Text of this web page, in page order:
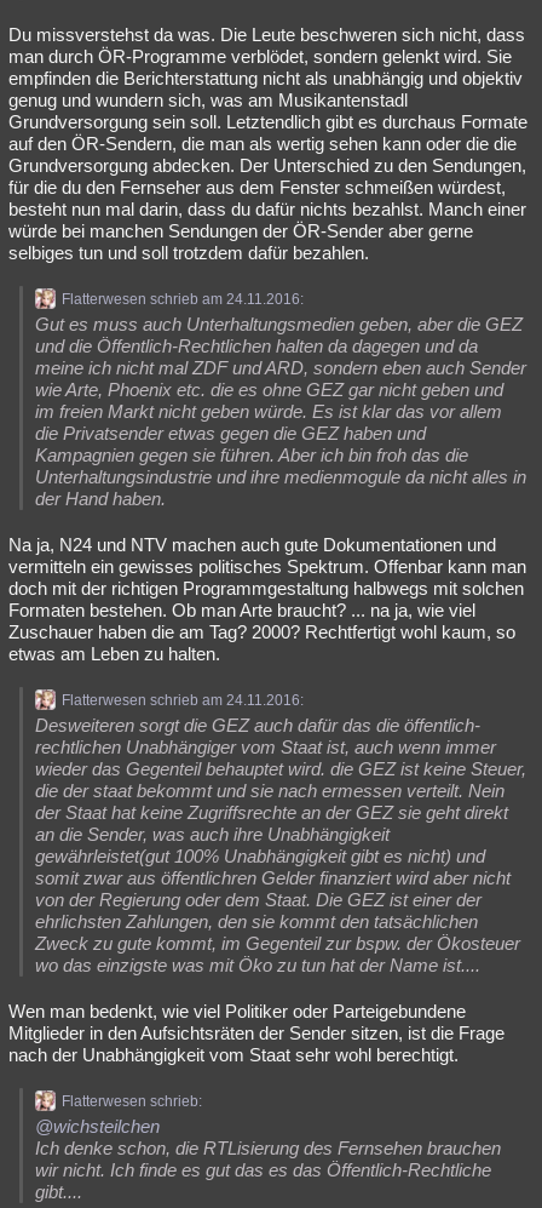
Du missverstehst da was. Die Leute beschweren sich nicht, dass
man durch ÖR-Programme verblödet, sondern gelenkt wird. Sie
empfinden die Berichterstattung nicht als unabhängig und objektiv
genug und wundern sich, was am Musikantenstadl
Grundversorgung sein soll. Letztendlich gibt es durchaus Formate
auf den ÖR-Sendern, die man als wertig sehen kann oder die die
Grundversorgung abdecken. Der Unterschied zu den Sendungen,
für die du den Fernseher aus dem Fenster schmeißen würdest,
besteht nun mal darin, dass du dafür nichts bezahlst. Manch einer
würde bei manchen Sendungen der ÖR-Sender aber gerne
selbiges tun und soll trotzdem dafür bezahlen.
Flatterwesen schrieb am 24.11.2016:
Gut es muss auch Unterhaltungsmedien geben, aber die GEZ
und die Öffentlich-Rechtlichen halten da dagegen und da
meine ich nicht mal ZDF und ARD, sondern eben auch Sender
wie Arte, Phoenix etc. die es ohne GEZ gar nicht geben und
im freien Markt nicht geben würde. Es ist klar das vor allem
die Privatsender etwas gegen die GEZ haben und
Kampagnien gegen sie führen. Aber ich bin froh das die
Unterhaltungsindustrie und ihre medienmogule da nicht alles in
der Hand haben.
Na ja, N24 und NTV machen auch gute Dokumentationen und
vermitteln ein gewisses politisches Spektrum. Offenbar kann man
doch mit der richtigen Programmgestaltung halbwegs mit solchen
Formaten bestehen. Ob man Arte braucht? ... na ja, wie viel
Zuschauer haben die am Tag? 2000? Rechtfertigt wohl kaum, so
etwas am Leben zu halten.
Flatterwesen schrieb am 24.11.2016:
Desweiteren sorgt die GEZ auch dafür das die öffentlich-
rechtlichen Unabhängiger vom Staat ist, auch wenn immer
wieder das Gegenteil behauptet wird. die GEZ ist keine Steuer,
die der staat bekommt und sie nach ermessen verteilt. Nein
der Staat hat keine Zugriffsrechte an der GEZ sie geht direkt
an die Sender, was auch ihre Unabhängigkeit
gewährleistet(gut 100% Unabhängigkeit gibt es nicht) und
somit zwar aus öffentlichren Gelder finanziert wird aber nicht
von der Regierung oder dem Staat. Die GEZ ist einer der
ehrlichsten Zahlungen, den sie kommt den tatsächlichen
Zweck zu gute kommt, im Gegenteil zur bspw. der Ökosteuer
wo das einzigste was mit Öko zu tun hat der Name ist....
Wen man bedenkt, wie viel Politiker oder Parteigebundene
Mitglieder in den Aufsichtsräten der Sender sitzen, ist die Frage
nach der Unabhängigkeit vom Staat sehr wohl berechtigt.
Flatterwesen schrieb:
@wichsteilchen
Ich denke schon, die RTLisierung des Fernsehen brauchen
wir nicht. Ich finde es gut das es das Öffentlich-Rechtliche
gibt....